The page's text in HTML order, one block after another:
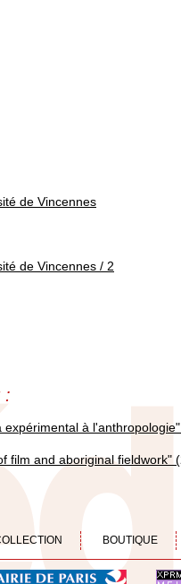
de Vincennes
de Vincennes / 2
:
expérimental à
film and aboriginal fieldwork"
BOUTIQUE